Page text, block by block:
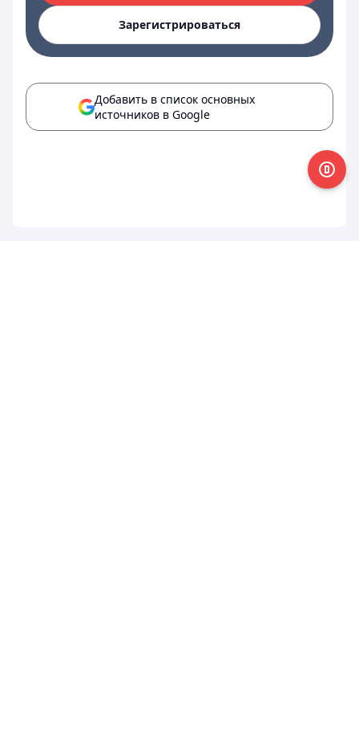
Зарегистрироваться
Добавить в список основных
источников в Google